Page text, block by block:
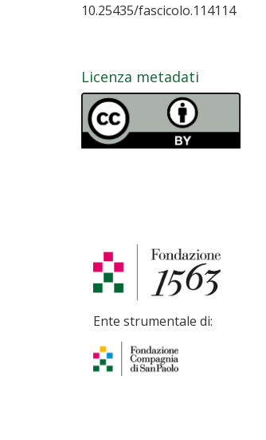
10.25435/fascicolo.114114
Licenza metadati
Ente strumentale di: